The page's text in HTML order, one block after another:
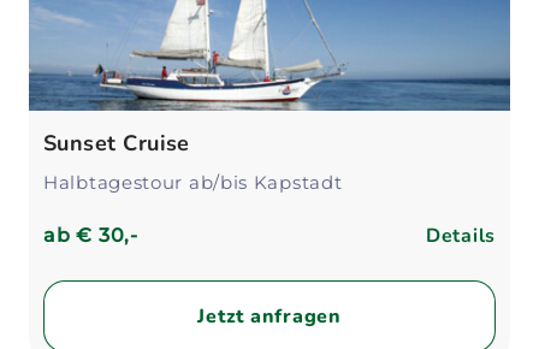
Sunset Cruise
Halbtagestour ab/bis Kapstadt
ab€ 30,- Details
Jetzt anfragen